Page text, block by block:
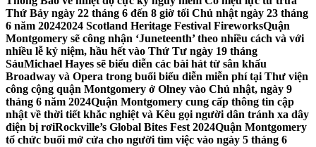
Thứ Bảy ngày 22 tháng 6 đến 8 giờ tối Chủ nhật ngày 23 tháng
6 năm 20242024 Scotland Heritage Festival FireworksQuận
Montgomery sẽ công nhận ‘Juneteenth’ theo nhiều cách và với
nhiều lễ kỷ niệm, hầu hết vào Thứ Tư ngày 19 tháng
SáuMichael Hayes sẽ biểu diễn các bài hát từ sân khấu
Broadway và Opera trong buổi biểu diễn miễn phí tại Thư viện
công cộng quận Montgomery ở Olney vào Chủ nhật, ngày 9
tháng 6 năm 2024Quận Montgomery cung cấp thông tin cập
nhật về thời tiết khắc nghiệt và Kêu gọi người dân tránh xa dây
điện bị rơiRockville’s Global Bites Fest 2024Quận Montgomery
tổ chức buổi mở cửa cho người tìm việc vào ngày 5 tháng 6